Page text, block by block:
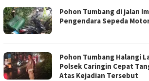
Pohon Tumbang di jalan
Pengendara Sepeda
Pohon Tumbang Halangi
Polsek Caringin Cepat
Atas Kejadian Tersebut